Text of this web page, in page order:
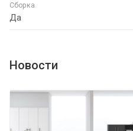
Сборка
Да
Новости